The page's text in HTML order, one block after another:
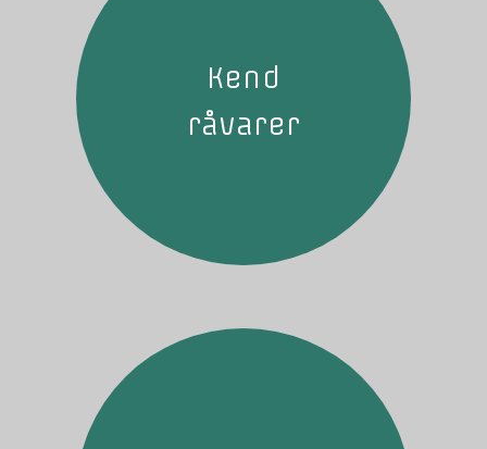
Kend
råvarer